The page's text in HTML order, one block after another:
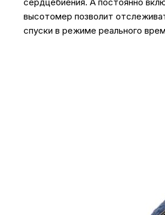
высотомер позволит
спуски в режиме реального